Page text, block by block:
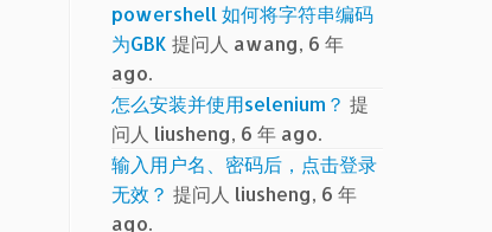
powershell 如何将字符串编码
为GBK 提问人 awang, 6 年
ago.
怎么安装并使用selenium？ 提
问人 liusheng, 6 年 ago.
输入用户名、密码后，点击登录
无效？ 提问人 liusheng, 6 年
ago.